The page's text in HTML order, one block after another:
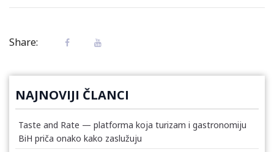
Share:
NAJNOVIJI ČLANCI
Taste and Rate — platforma koja turizam i gastronomiju
BiH priča onako kako zaslužuju